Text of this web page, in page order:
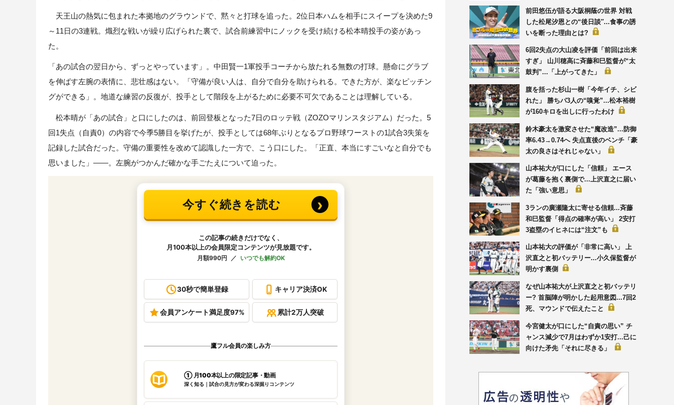
天王山の熱気に包まれた本拠地のグラウンドで、黙々と打球を追った。2位日本ハムを相手にスイープを決めた9
～11日の3連戦。熾烈な戦いが繰り広げられた裏で、試合前練習中にノックを受け続ける松本晴投手の姿があっ
た。
「あの試合の翌日から、ずっとやっています」。中田賢一1軍投手コーチから放たれる無数の打球。懸命にグラブ
を伸ばす左腕の表情に、悲壮感はない。「守備が良い人は、自分で自分を助けられる。できた方が、楽なピッチン
グができる」。地道な練習の反復が、投手として階段を上がるために必要不可欠であることは理解している。
松本晴が「あの試合」と口にしたのは、前回登板となった7日のロッテ戦（ZOZOマリンスタジアム）だった。5
回1失点（自責0）の内容で今季5勝目を挙げたが、投手としては68年ぶりとなるプロ野球ワーストの1試合3失策を
記録した試合だった。守備の重要性を改めて認識した一方で、こう口にした。「正直、本当にすごいなと自分でも
思いました」――。左腕がつかんだ確かな手ごたえについて迫った。
前田悠伍が語る大阪桐蔭の世界 対戦
した松尾汐恩との“後日談′′...食事の誘
いを断った理由とは?
6回2失点の大山凌を評価「前回は出来
すぎ」 山川穂高に斉藤和巳監督が“太
鼓判”...「上がってきた」
腹を括った杉山一樹「今年イチ、シビ
れた」 勝ちパ3人の“嗅覚”...松本裕樹
が160キロを出しに行ったわけ
鈴木豪太を激変させた“魔改造”...防御
率6.43→0.74へ 失点直後のベンチ「豪
太の良さはそれじゃない」
山本祐大が口にした「信頼」 エース
が葛藤を抱く裏側で...上沢直之に届い
た「強い意思」
3ランの廣瀬隆太に寄せる信頼...斉藤
和巳監督「得点の確率が高い」 2安打
3盗塁のイヒネには“注文”も
山本祐大の評価が「非常に高い」 上
沢直之と初バッテリー...小久保監督が
明かす裏側
なぜ山本祐大が上沢直之と初バッテリ
ー? 首脳陣が明かした起用意図...7回2
死、マウンドで伝えたこと
今宮健太が口にした“自責の思い” チ
ャンス減少で7月はわずか1安打...己に
向けた矛先「それに尽きる」